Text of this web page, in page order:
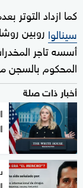
كما ازداد التوتر
سينالوا روبين
أسسه تاجر
المحكوم بالسجن
أخبار ذات صلة